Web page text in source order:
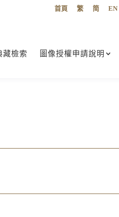
首頁 繁 简 EN
藏檢索 圖像授權申請說明